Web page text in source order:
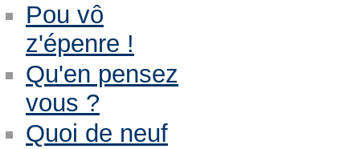
Pou vô
z'épenre !
Qu'en pensez
vous ?
Quoi de neuf